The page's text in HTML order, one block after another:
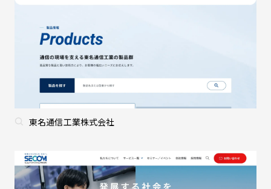
東名通信工業株式会社